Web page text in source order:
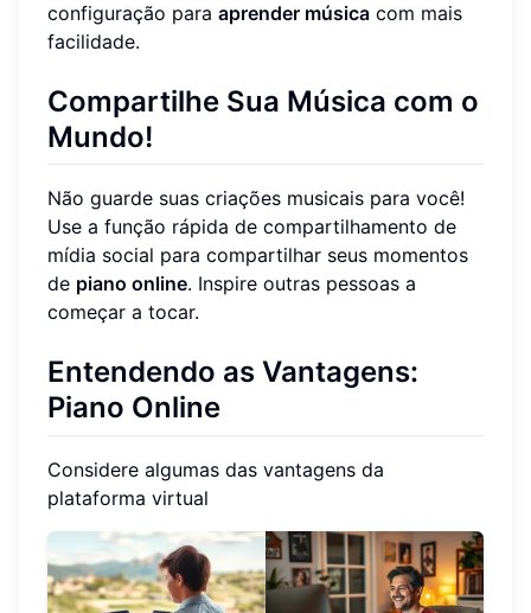
configuração para aprender música com mais
facilidade.
Compartilhe Sua Música com o
Mundo!
Não guarde suas criações musicais para você!
Use a função rápida de compartilhamento de
mídia social para compartilhar seus momentos
de piano online. Inspire outras pessoas a
começar a tocar.
Entendendo as Vantagens:
Piano Online
Considere algumas das vantagens da
plataforma virtual